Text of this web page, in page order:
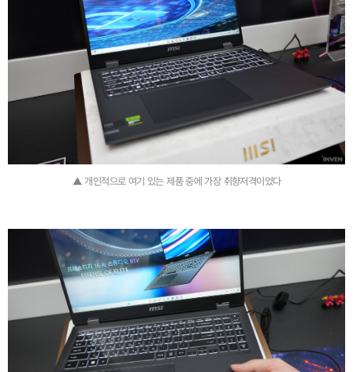
▲ 개인적으로 여기 있는 제품 중에 가장 취향저격이었다